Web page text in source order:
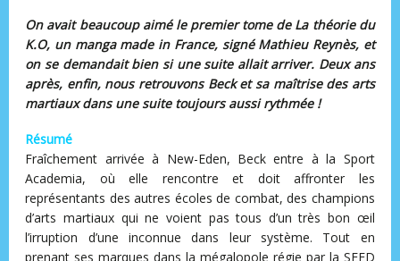
On avait beaucoup aimé le premier tome de La théorie du
K.O, un manga made in France, signé Mathieu Reynès, et
on se demandait bien si une suite allait arriver. Deux ans
après, enfin, nous retrouvons Beck et sa maîtrise des arts
martiaux dans une suite toujours aussi rythmée !
Résumé
Fraîchement arrivée à New-Eden, Beck entre à la Sport
Academia, où elle rencontre et doit affronter les
représentants des autres écoles de combat, des champions
d’arts martiaux qui ne voient pas tous d’un très bon œil
l’irruption d’une inconnue dans leur système. Tout en
prenant ses marques dans la mégalopole régie par la SEED